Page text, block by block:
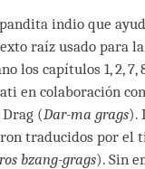
indio que
raíz usado para
los capítulos 1, 2, 7,
en colaboración
(Dar-ma grags).
traducidos por el
bzang-grags). Sin